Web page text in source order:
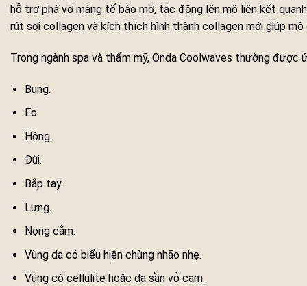
hỗ trợ phá vỡ màng tế bào mỡ, tác động lên mô liên kết
rút sợi collagen và kích thích hình thành collagen mới giúp mô
Trong ngành spa và thẩm mỹ, Onda Coolwaves thường được
Bụng.
Eo.
Hông.
Đùi.
Bắp tay.
Lưng.
Nọng cằm.
Vùng da có biểu hiện chùng nhão nhẹ.
Vùng có cellulite hoặc da sần vỏ cam.